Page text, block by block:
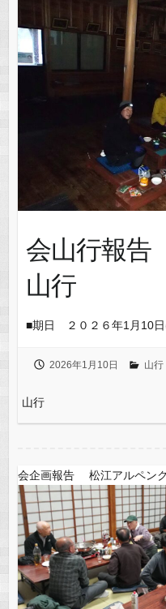
会山行報
山行
■期日 ２０２６年1月10
2026年1月10日 山行
山行
会企画報告 松江アルペン